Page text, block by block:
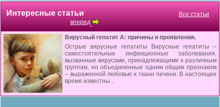
Интересные статьи
вперед
Все статьи
Вирусный гепатит А: причины и проявления.
Острые вирусные гепатиты Вирусные гепатиты –
самостоятельные инфекционные заболевания,
вызванные вирусами, принадлежащими к различным
группам, но объединенные одним общим признаком
– выраженной любовью к ткани печени. В настоящее
время известны...